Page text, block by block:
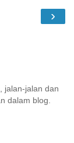
›
jalan-jalan dan
dalam blog.